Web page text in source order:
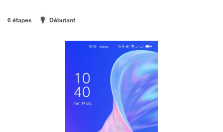
6 étapes Débutant